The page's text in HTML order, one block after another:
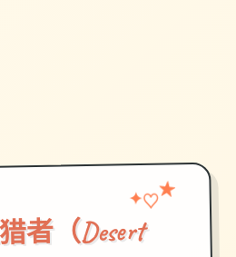
者（Desert
✦♡★